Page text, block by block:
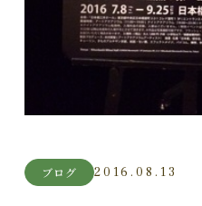
ブログ 2016.08.13